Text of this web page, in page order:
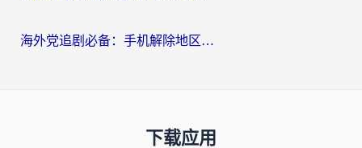
海外党追剧必备：手机解除地区限制app怎么选？解决央视视频&国内剧地区限制全指南
下载应用